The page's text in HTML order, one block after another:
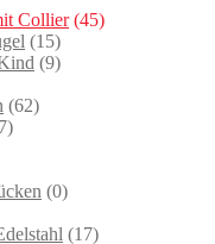
Collier (45)
(15)
(9)
(62)
(0)
(17)